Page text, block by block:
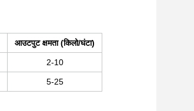
आउटपुट क्षमता (किलो/घंटा)
2-10
5-25